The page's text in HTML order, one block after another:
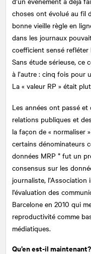
choses ont évolué au fil
bonne vieille règle en
dans les journaux
coefficient sensé refléter
Sans étude sérieuse, ce
à l’autre : cinq fois pour
La « valeur RP » était
Les années ont passé
relations publiques et
la façon de « normaliser
certains dénominateurs
données MRP * fut un
consensus sur les
journaliste,
l'évaluation des
Barcelone en 2010 qui
reproductivité comme
médiatiques.
Qu’en est-il maintenant?